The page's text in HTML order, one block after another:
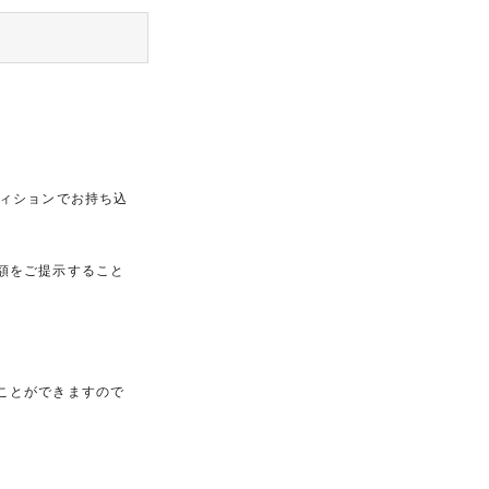
ションでお持ち込
をご提示すること
とができますので